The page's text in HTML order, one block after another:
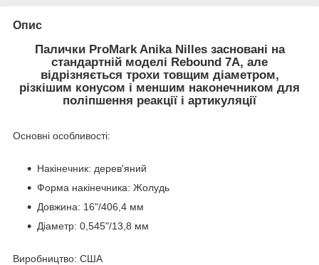
Опис
Палички ProMark Anika Nilles засновані на
стандартній моделі Rebound 7A, але
відрізняється трохи товщим діаметром,
різкішим конусом і меншим наконечником для
поліпшення реакції і артикуляції
Основні особливості:
Накінечник: дерев'яний
Форма накінечника: Жолудь
Довжина: 16"/406,4 мм
Діаметр: 0,545"/13,8 мм
Виробництво: США